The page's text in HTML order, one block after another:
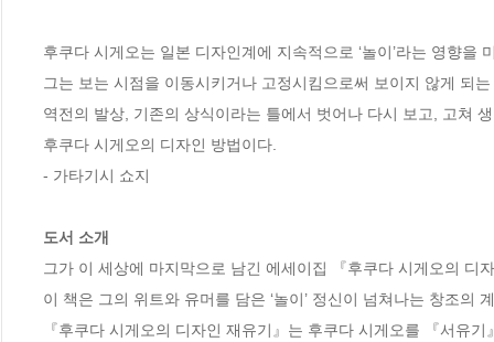
후쿠다 시게오는 일본 디자인계에 지속적으로 ‘놀이’라는 영향을
그는 보는 시점을 이동시키거나 고정시킴으로써 보이지 않게 되
역전의 발상, 기존의 상식이라는 틀에서 벗어나 다시 보고, 고쳐
후쿠다 시게오의 디자인 방법이다.
- 가타기시 쇼지
도서 소개
그가 이 세상에 마지막으로 남긴 에세이집 『후쿠다 시게오의 디
이 책은 그의 위트와 유머를 담은 ‘놀이’ 정신이 넘쳐나는 창조의
『후쿠다 시게오의 디자인 재유기』는 후쿠다 시게오를 『서유